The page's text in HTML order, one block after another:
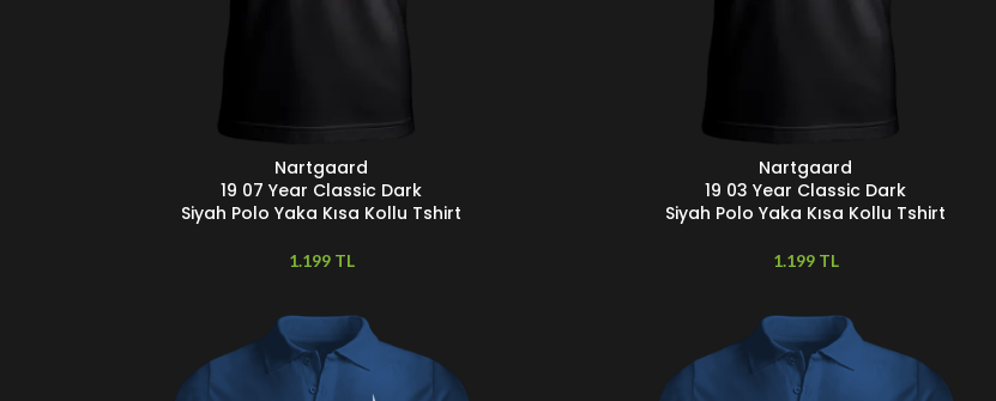
Nartgaard
19 07 Year Classic Dark
Siyah Polo Yaka Kısa Kollu Tshirt
TL
Nartgaard
19 03 Year Classic Dark
Siyah Polo Yaka Kısa Kollu Tshirt
TL